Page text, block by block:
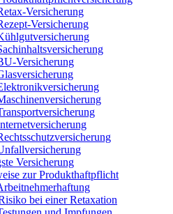
Versicherung
Versicherung
Versicherung
Versicherung
zur Produkthaftpflicht
bei einer Retaxation